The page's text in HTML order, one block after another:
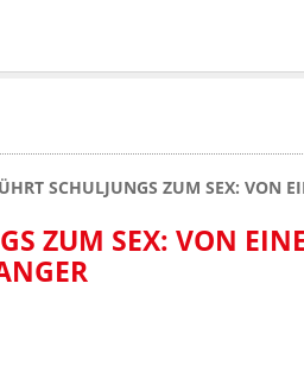
SCHULJUNGS ZUM SEX: VON
ZUM SEX: VON